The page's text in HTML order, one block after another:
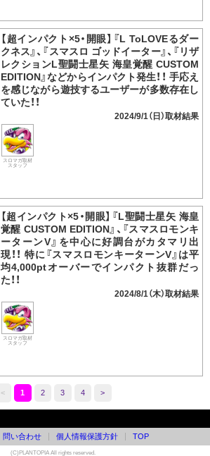
【超インパクト×5・開眼】『L ToLOVEるダー
クネス』、『スマスロ ゴッドイーター』、『リザ
レクションL聖闘士星矢 海皇覚醒 CUSTOM
EDITION』などからインパクト発生！！ 手応え
を感じながら遊技するユーザーが多数存在し
ていた！！
2024/9/1（日）
スロマガ取材
スタッフ
【超インパクト×5・開眼】『L聖闘士星矢 海皇
覚醒 CUSTOM EDITION』、『スマスロモンキ
ーターンV』を中心に好調台がカタマリ出
現！！ 特に『スマスロモンキーターンV』は平
均4,000ptオーバーでインパクト抜群だっ
た！！
2024/8/1（木）
スロマガ取材
スタッフ
< 1 2 3 4 >
問い合わせ 個人情報保護方針 TOP
(C)PLANTOPIA All rights reserved.